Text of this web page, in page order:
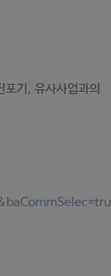
기, 유사사업과의